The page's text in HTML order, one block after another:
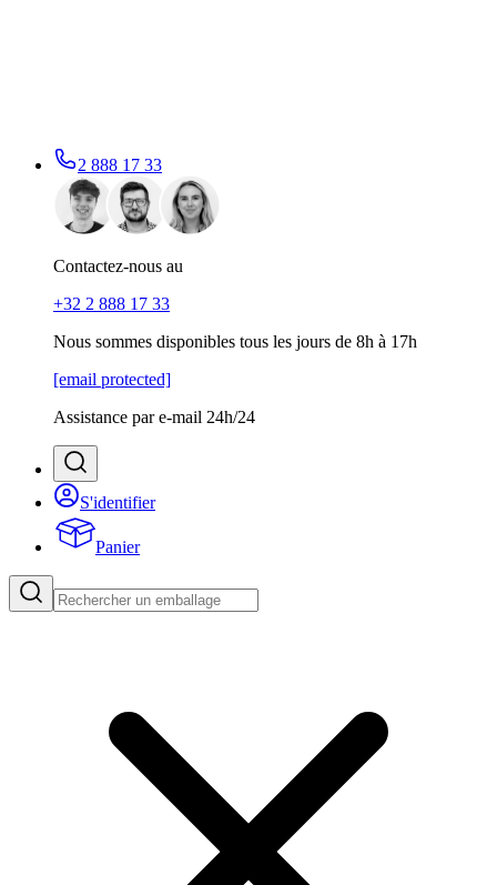
2 888 17 33
Contactez-nous au
+32 2 888 17 33
Nous sommes disponibles tous les jours de 8h à 17h
[email protected]
Assistance par e-mail 24h/24
S'identifier
Panier